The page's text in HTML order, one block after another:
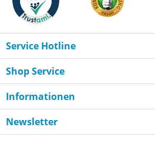
Service Hotline
Shop Service
Informationen
Newsletter